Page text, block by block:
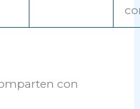
con